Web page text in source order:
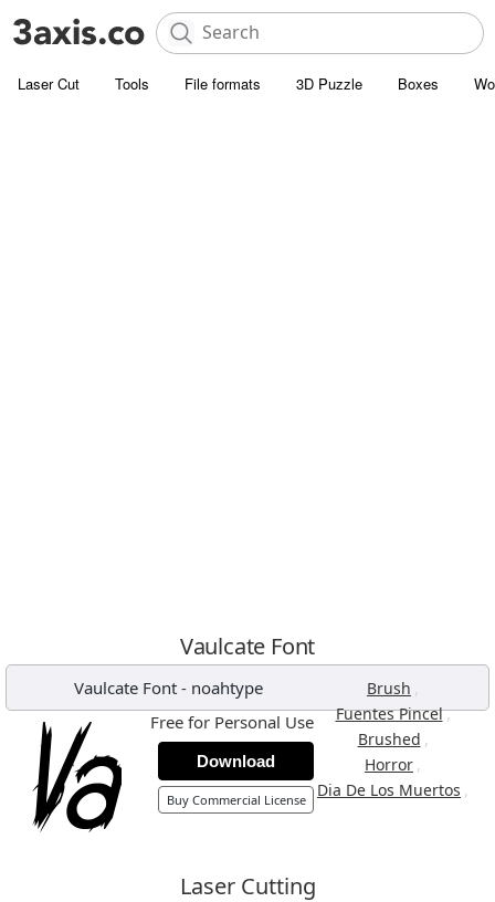
Laser Cut Tools File formats 3D Puzzle Boxes
Vaulcate Font
Vaulcate Font - noahtype Brush ,
Fuentes Pincel,
Brushed ,
Horror ,
Dia De Los Muertos ,
Free for Personal Use
Download
Buy Commercial License
Laser Cutting